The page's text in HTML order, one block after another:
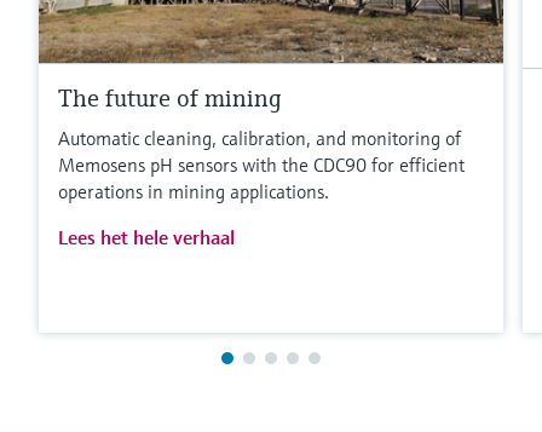
The future of mining
Automatic cleaning, calibration, and monitoring of
Memosens pH sensors with the CDC90 for efficient
operations in mining applications.
Lees het hele verhaal